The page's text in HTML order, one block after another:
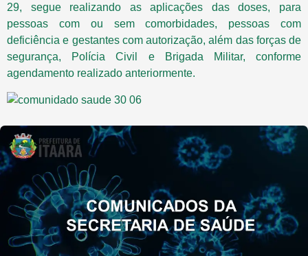
29, segue realizando as aplicações das doses, para
pessoas com ou sem comorbidades, pessoas com
deficiência e gestantes com autorização, além das forças de
segurança, Polícia Civil e Brigada Militar, conforme
agendamento realizado anteriormente.